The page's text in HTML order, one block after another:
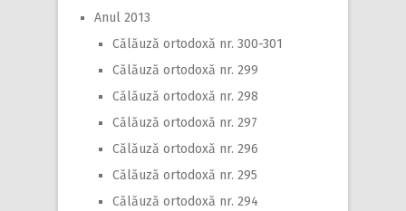
Anul 2013
Călăuză ortodoxă nr. 300-301
Călăuză ortodoxă nr. 299
Călăuză ortodoxă nr. 298
Călăuză ortodoxă nr. 297
Călăuză ortodoxă nr. 296
Călăuză ortodoxă nr. 295
Călăuză ortodoxă nr. 294